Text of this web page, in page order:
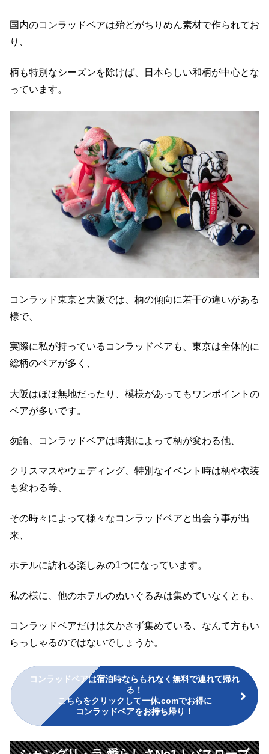
国内のコンラッドベアは殆どがちりめん素材で作られてお
り、
柄も特別なシーズンを除けば、日本らしい和柄が中心とな
っています。
コンラッド東京と大阪では、柄の傾向に若干の違いがある
様で、
実際に私が持っているコンラッドベアも、東京は全体的に
総柄のベアが多く、
大阪はほぼ無地だったり、模様があってもワンポイントの
ベアが多いです。
勿論、コンラッドベアは時期によって柄が変わる他、
クリスマスやウェディング、特別なイベント時は柄や衣装
も変わる等、
その時々によって様々なコンラッドベアと出会う事が出
来、
ホテルに訪れる楽しみの1つになっています。
私の様に、他のホテルのぬいぐるみは集めていなくとも、
コンラッドベアだけは欠かさず集めている、なんて方もい
らっしゃるのではないでしょうか。
コンラッドベアは宿泊時ならもれなく無料で連れて帰れ
る！
こちらをクリックして一休.comでお得に
コンラッドベアをお持ち帰り！